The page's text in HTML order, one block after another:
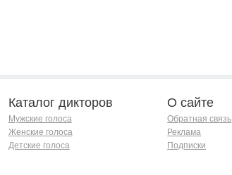
Каталог дикторов
Мужские голоса
Женские голоса
Детские голоса
О сайте
Обратная связь
Реклама
Подписки